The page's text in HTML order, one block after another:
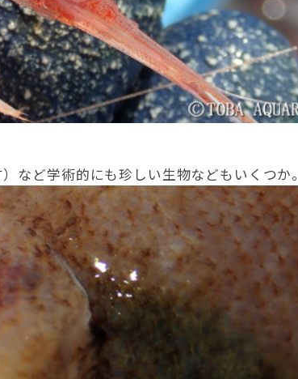
など学術的にも珍しい生物などもいくつか。